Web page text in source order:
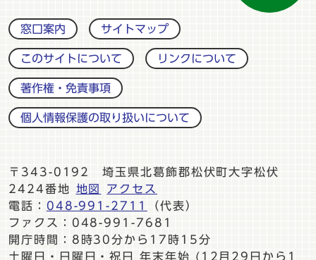
窓口案内 サイトマップ
このサイトについて リンクについて
著作権・免責事項
個人情報保護の取り扱いについて
〒343-0192 埼玉県北葛飾郡松伏町大字松伏
2424番地
地図
アクセス
電話： 048-991-2711
（代表）
ファクス：048-991-7681
開庁時間：8時30分から17時15分
土曜日・日曜日・祝日 年末年始 (12月29日から1